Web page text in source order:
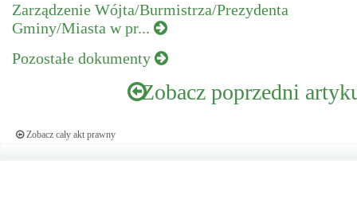
Zarządzenie Wójta/Burmistrza/Prezydenta
Gminy/Miasta w pr...
Pozostałe dokumenty
Zobacz poprzedni
Zobacz cały akt prawny